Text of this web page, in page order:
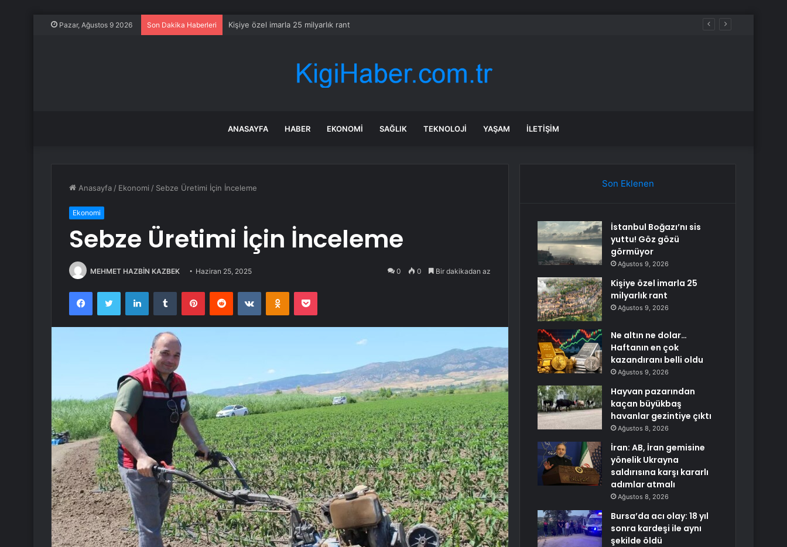
Pazar, Ağustos 9 2026 Son Dakika Haberleri Kişiye özel imarla 25 milyarlık rant
ANASAYFA HABER EKONOMI SAĞLIK TEKNOLOJI YAŞAM İLETIŞIM
Anasayfa / Ekonomi / Sebze Üretimi İçin İnceleme
Ekonomi
Sebze Üretimi İçin İnceleme
MEHMET HAZBİN KAZBEK Haziran 25, 2025 0 0 Bir dakikadan az
FacebookTwitter LinkedInTumblr PinterestReddit VKontakteOdnoklassniki
Pocket
Son Eklenen
İstanbul Boğazı’nı sis
yuttu! Göz gözü
görmüyor
Ağustos 9, 2026
Kişiye özel imarla 25
milyarlık rant
Ağustos 9, 2026
Ne altın ne dolar…
Haftanın en çok
kazandıranı belli oldu
Ağustos 9, 2026
Hayvan pazarından
kaçan büyükbaş
havanlar gezintiye çıktı
Ağustos 8, 2026
İran: AB, İran gemisine
yönelik Ukrayna
saldırısına karşı kararlı
adımlar atmalı
Ağustos 8, 2026
Bursa’da acı olay: 18 yıl
sonra kardeşi ile aynı
şekilde öldü